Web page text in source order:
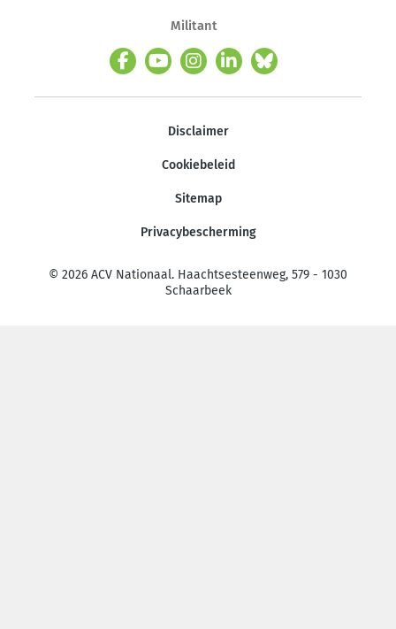
Militant
Disclaimer
Cookiebeleid
Sitemap
Privacybescherming
© 2026 ACV Nationaal. Haachtsesteenweg, 579 - 1030
Schaarbeek